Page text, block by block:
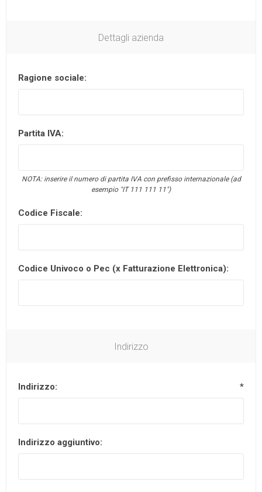
Dettagli azienda
Ragione sociale:
Partita IVA:
NOTA: inserire il numero di partita IVA con prefisso internazionale (ad
esempio "IT 111 111 11")
Codice Fiscale:
Codice Univoco o Pec (x Fatturazione Elettronica):
Indirizzo
Indirizzo: *
Indirizzo aggiuntivo: